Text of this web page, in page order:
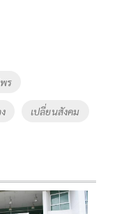
ร
เปลี่ยนสังคม